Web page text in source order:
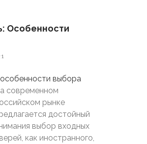
Особенности
современном
рынке
достойный
выбор входных
как иностранного,